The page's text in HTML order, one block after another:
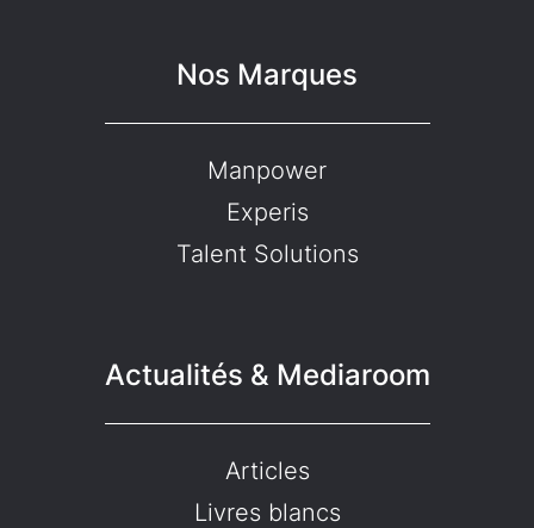
Nos Marques
Manpower
Experis
Talent Solutions
Actualités & Mediaroom
Articles
Livres blancs